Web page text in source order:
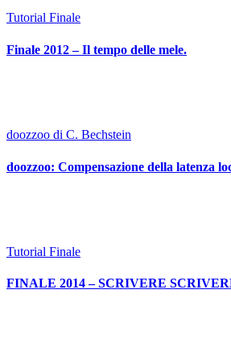
Tutorial Finale
Finale 2012 – Il tempo delle mele.
doozzoo di C. Bechstein
doozzoo: Compensazione della latenza
Tutorial Finale
FINALE 2014 – SCRIVERE